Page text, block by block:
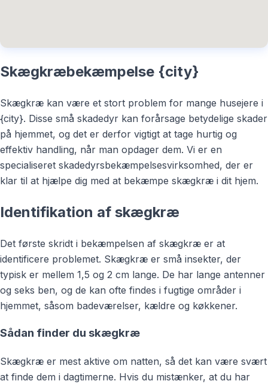
Skægkræbekæmpelse {city}
Skægkræ kan være et stort problem for mange husejere i
{city}. Disse små skadedyr kan forårsage betydelige skader
på hjemmet, og det er derfor vigtigt at tage hurtig og
effektiv handling, når man opdager dem. Vi er en
specialiseret skadedyrsbekæmpelsesvirksomhed, der er
klar til at hjælpe dig med at bekæmpe skægkræ i dit hjem.
Identifikation af skægkræ
Det første skridt i bekæmpelsen af skægkræ er at
identificere problemet. Skægkræ er små insekter, der
typisk er mellem 1,5 og 2 cm lange. De har lange antenner
og seks ben, og de kan ofte findes i fugtige områder i
hjemmet, såsom badeværelser, kældre og køkkener.
Sådan finder du skægkræ
Skægkræ er mest aktive om natten, så det kan være svært
at finde dem i dagtimerne. Hvis du mistænker, at du har